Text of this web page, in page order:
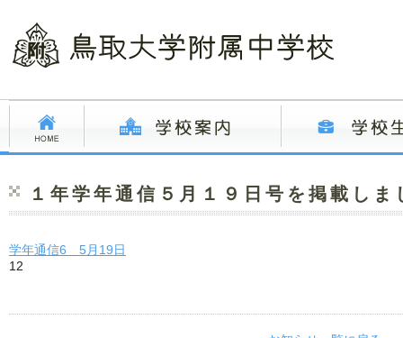
１年学年通信５月１９日号を掲載しま
学年通信6 5月19日
12